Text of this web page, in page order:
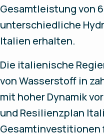
Gesamtleistung von
unterschiedliche
Italien erhalten.
Die italienische
von Wasserstoff in
mit hoher Dynamik
und Resilienzplan
Gesamtinvestitionen